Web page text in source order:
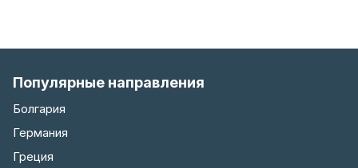
Популярные направления
Болгария
Германия
Греция